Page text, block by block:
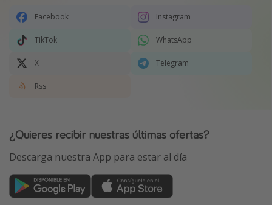
Facebook Instagram
TikTok WhatsApp
X Telegram
Rss
¿Quieres recibir nuestras últimas ofertas?
Descarga nuestra App para estar al día